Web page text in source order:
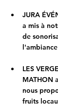
JURA
a mis à
de
LES
MATHON
nous
fruits